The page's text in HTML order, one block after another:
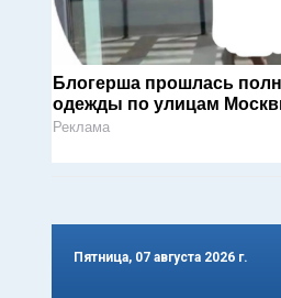
Блогерша прошлась
одежды по улицам
Реклама
Пятница, 07 августа 2026 г.